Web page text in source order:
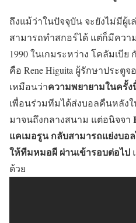
ถึงแม้ว่าในปัจจุบัน จะยังไม่มีผู้
สามารถทำสกอร์ได้ แต่ก็มีควา
1990 ในเกมระหว่าง โคลัมเบี
คือ Rene Higuita ผู้รักษาประตู
เหมือนว่าความพยายามในครั้
เพื่อนร่วมทีมได้ส่งบอลคืนหลังใ
มาจนถึงกลางสนาม แต่อนิจจา
แคเมอรูน กลับสามารถแย่งบอ
ให้ทีมหมอผี ผ่านเข้ารอบต่อไป
ด้วย